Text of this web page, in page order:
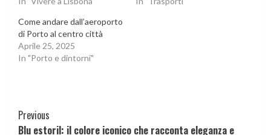
Come andare dall’aeroporto
di Porto al centro città
Aprile 25, 2025
In "Porto e dintorni"
Continue
Previous
Blu estoril: il colore iconico che racconta eleganza e